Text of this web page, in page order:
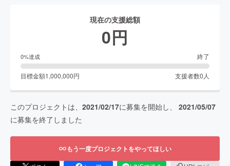
現在の支援総額
0円
0%達成 終了
目標金額1,000,000円 支援者数0 人
このプロジェクトは、 2021/02/17に募集を開始し、 2021/05/07
に募集を終了しました
もう一度プロジェクトをやってほしい